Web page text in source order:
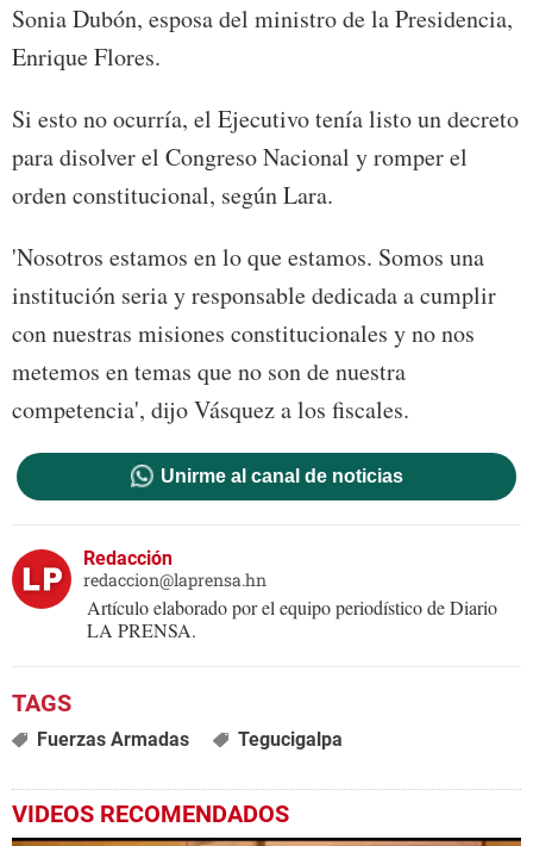
Sonia Dubón, esposa del ministro de la Presidencia,
Enrique Flores.
Si esto no ocurría, el Ejecutivo tenía listo un decreto
para disolver el Congreso Nacional y romper el
orden constitucional, según Lara.
'Nosotros estamos en lo que estamos. Somos una
institución seria y responsable dedicada a cumplir
con nuestras misiones constitucionales y no nos
metemos en temas que no son de nuestra
competencia', dijo Vásquez a los fiscales.
Unirme al canal de noticias
Redacción
redaccion@laprensa.hn
Artículo elaborado por el equipo periodístico de Diario
LA PRENSA.
Fuerzas Armadas Tegucigalpa
VIDEOS RECOMENDADOS